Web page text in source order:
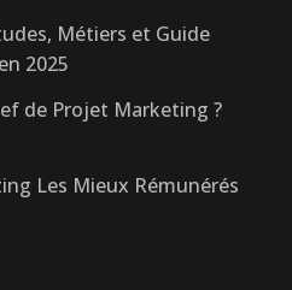
Métiers et Guide
2025
de Projet Marketing ?
Les Mieux Rémunérés